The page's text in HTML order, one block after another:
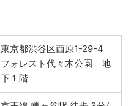
東京都渋谷区西原1-29-4
フォレスト代々木公園 地
下１階